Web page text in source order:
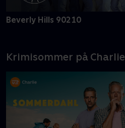
Beverly Hills 90210
Krimisommer på Charlie